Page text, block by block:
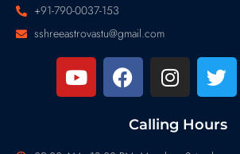
+91-790-0037-153
sshreeastrovastu@gmail.com
Calling Hours